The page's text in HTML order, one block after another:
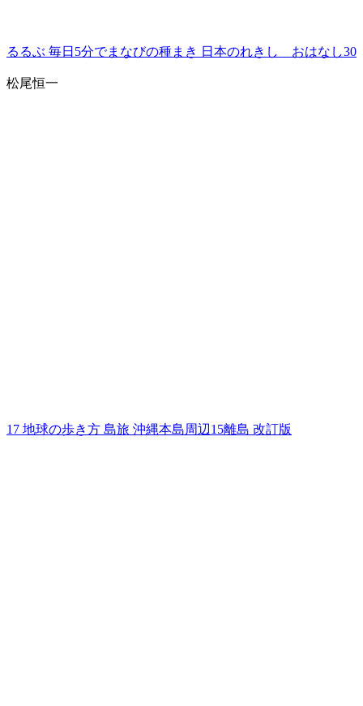
るるぶ 毎日5分でまなびの種まき 日本のれきし おはなし30
松尾恒一
17 地球の歩き方 島旅 沖縄本島周辺15離島 改訂版